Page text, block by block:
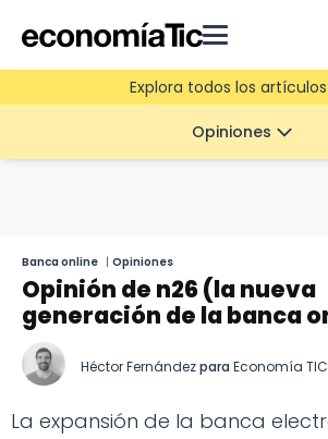
Explora todos los
Opiniones
Banca online | Opiniones
Opinión de n26 (la nueva
generación de la banca
Héctor Fernándezpara Economía TIC
La expansión de la banca